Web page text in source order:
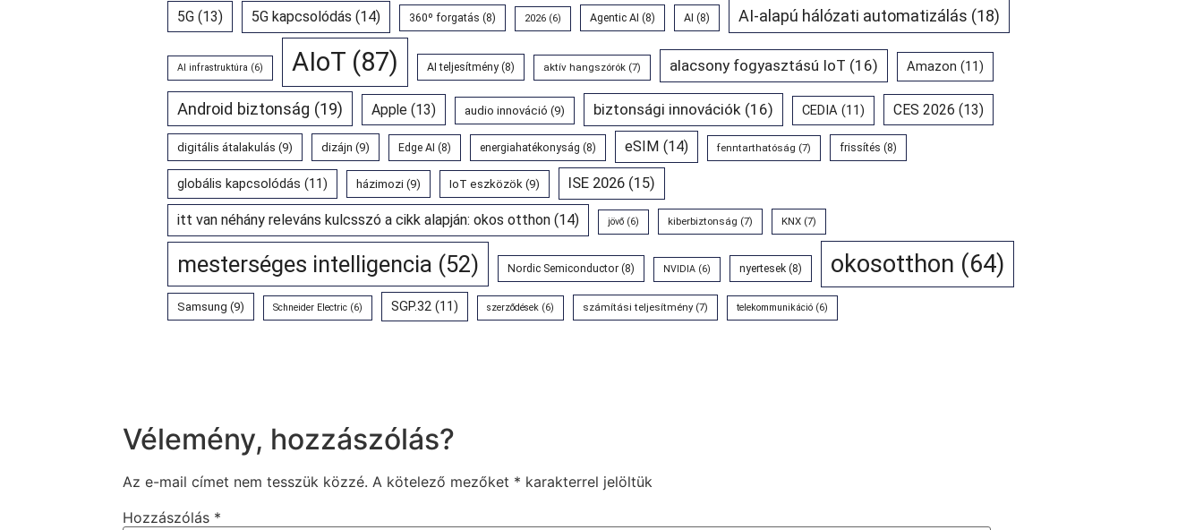
5G (13) 5G kapcsolódás (14) 360º forgatás (8) 2026 (6) Agentic AI (8) AI (8) AI-alapú hálózati automatizálás (18)
AI infrastruktúra (6) AIoT (87) AI teljesítmény (8) aktív hangszórók (7) alacsony fogyasztású IoT (16) Amazon (11)
Android biztonság (19) Apple (13) audio innováció (9) biztonsági innovációk (16) CEDIA (11) CES 2026 (13)
digitális átalakulás (9) dizájn (9) Edge AI (8) energiahatékonyság (8) eSIM (14) fenntarthatóság (7) frissítés (8)
globális kapcsolódás (11) házimozi (9) IoT eszközök (9) ISE 2026 (15)
itt van néhány releváns kulcsszó a cikk alapján: okos otthon (14) jövő (6) kiberbiztonság (7) KNX (7)
mesterséges intelligencia (52) Nordic Semiconductor (8) NVIDIA (6) nyertesek (8) okosotthon (64)
Samsung (9) Schneider Electric (6) SGP.32 (11) szerződések (6) számítási teljesítmény(7) telekommunikáció (6)
Vélemény, hozzászólás?
Az e-mail címet nem tesszük közzé. A kötelező mezőket * karakterrel jelöltük
Hozzászólás *